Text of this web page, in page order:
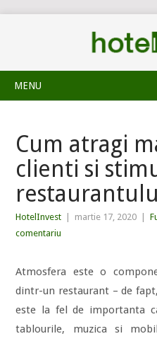
MENU
Cum atragi
clienti si
HotelInvest martie 17, 2020
comentariu
Atmosfera este o
dintr-un restaurant – de
este la fel de importanta
tablourile, muzica si